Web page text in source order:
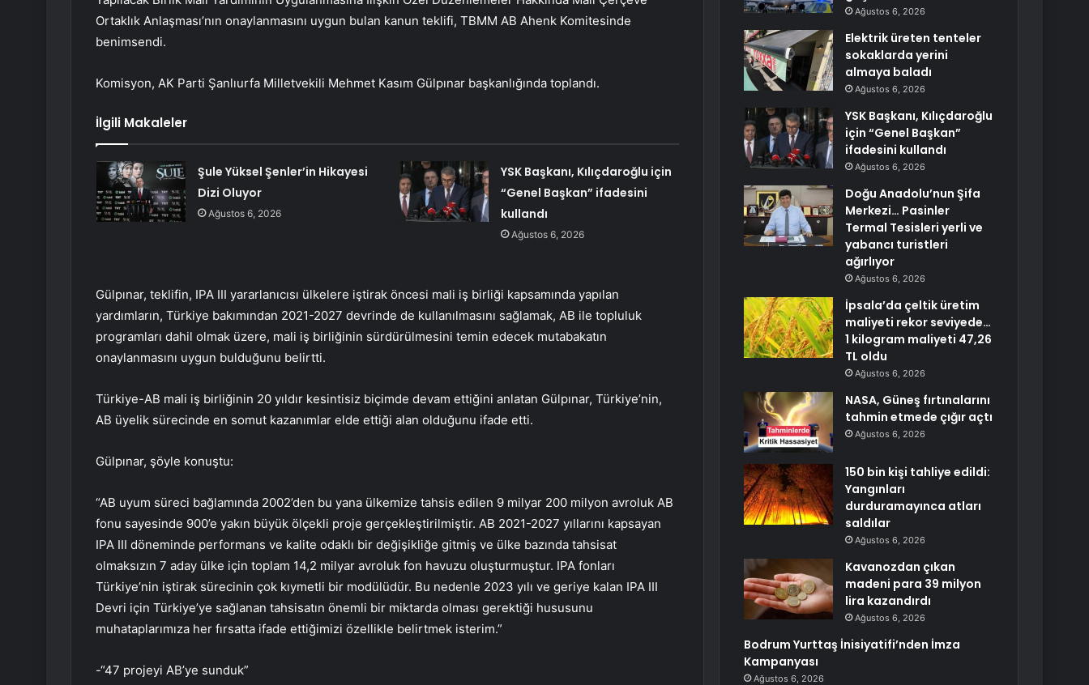
Ortaklık Anlaşması’nın onaylanmasını uygun bulan kanun teklifi, TBMM AB Ahenk Komitesinde
benimsendi.
Komisyon, AK Parti Şanlıurfa Milletvekili Mehmet Kasım Gülpınar başkanlığında toplandı.
İlgili Makaleler
Şule Yüksel Şenler’in Hikayesi
Dizi Oluyor
Ağustos 6, 2026
YSK Başkanı, Kılıçdaroğlu için
“Genel Başkan” ifadesini
kullandı
Ağustos 6, 2026
Gülpınar, teklifin, IPA III yararlanıcısı ülkelere iştirak öncesi mali iş birliği kapsamında yapılan
yardımların, Türkiye bakımından 2021-2027 devrinde de kullanılmasını sağlamak, AB ile topluluk
programları dahil olmak üzere, mali iş birliğinin sürdürülmesini temin edecek mutabakatın
onaylanmasını uygun bulduğunu belirtti.
Türkiye-AB mali iş birliğinin 20 yıldır kesintisiz biçimde devam ettiğini anlatan Gülpınar, Türkiye’nin,
AB üyelik sürecinde en somut kazanımlar elde ettiği alan olduğunu ifade etti.
Gülpınar, şöyle konuştu:
“AB uyum süreci bağlamında 2002’den bu yana ülkemize tahsis edilen 9 milyar 200 milyon avroluk AB
fonu sayesinde 900’e yakın büyük ölçekli proje gerçekleştirilmiştir. AB 2021-2027 yıllarını kapsayan
IPA III döneminde performans ve kalite odaklı bir değişikliğe gitmiş ve ülke bazında tahsisat
olmaksızın 7 aday ülke için toplam 14,2 milyar avroluk fon havuzu oluşturmuştur. IPA fonları
Türkiye’nin iştirak sürecinin çok kıymetli bir modülüdür. Bu nedenle 2023 yılı ve geriye kalan IPA III
Devri için Türkiye’ye sağlanan tahsisatın önemli bir miktarda olması gerektiği hususunu
muhataplarımıza her fırsatta ifade ettiğimizi özellikle belirtmek isterim.”
-“47 projeyi AB’ye sunduk”
Ağustos 6, 2026
Elektrik üreten tenteler
sokaklarda yerini
almaya baladı
Ağustos 6, 2026
YSK Başkanı, Kılıçdaroğlu
için “Genel Başkan”
ifadesini kullandı
Ağustos 6, 2026
Doğu Anadolu’nun Şifa
Merkezi… Pasinler
Termal Tesisleri yerli ve
yabancı turistleri
ağırlıyor
Ağustos 6, 2026
İpsala’da çeltik üretim
maliyeti rekor seviyede…
1 kilogram maliyeti 47,26
TL oldu
Ağustos 6, 2026
NASA, Güneş fırtınalarını
tahmin etmede çığır açtı
Ağustos 6, 2026
150 bin kişi tahliye edildi:
Yangınları
durduramayınca atları
saldılar
Ağustos 6, 2026
Kavanozdan çıkan
madeni para 39 milyon
lira kazandırdı
Ağustos 6, 2026
Bodrum Yurttaş İnisiyatifi’nden İmza
Kampanyası
Ağustos 6, 2026